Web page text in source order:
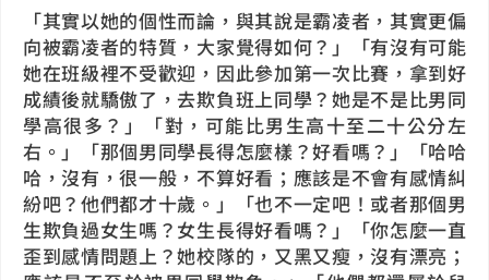
「其實以她的個性而論，與其說是霸凌者，其實更偏
向被霸凌者的特質，大家覺得如何？」「有沒有可能
她在班級裡不受歡迎，因此參加第一次比賽，拿到好
成績後就驕傲了，去欺負班上同學？她是不是比男同
學高很多？」「對，可能比男生高十至二十公分左
右。」「那個男同學長得怎麼樣？好看嗎？」「哈哈
哈，沒有，很一般，不算好看；應該是不會有感情糾
紛吧？他們都才十歲。」「也不一定吧！或者那個男
生欺負過女生嗎？女生長得好看嗎？」「你怎麼一直
歪到感情問題上？她校隊的，又黑又瘦，沒有漂亮；